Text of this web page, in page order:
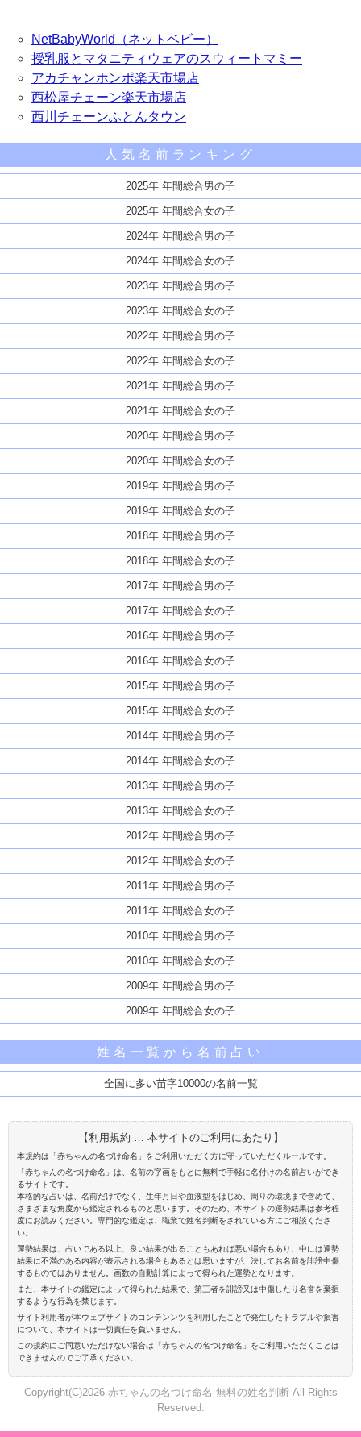
NetBabyWorld（ネットベビー）
授乳服とマタニティウェアのスウィートマミー
アカチャンホンポ楽天市場店
西松屋チェーン楽天市場店
西川チェーンふとんタウン
人気名前ランキング
2025年 年間総合男の子
2025年 年間総合女の子
2024年 年間総合男の子
2024年 年間総合女の子
2023年 年間総合男の子
2023年 年間総合女の子
2022年 年間総合男の子
2022年 年間総合女の子
2021年 年間総合男の子
2021年 年間総合女の子
2020年 年間総合男の子
2020年 年間総合女の子
2019年 年間総合男の子
2019年 年間総合女の子
2018年 年間総合男の子
2018年 年間総合女の子
2017年 年間総合男の子
2017年 年間総合女の子
2016年 年間総合男の子
2016年 年間総合女の子
2015年 年間総合男の子
2015年 年間総合女の子
2014年 年間総合男の子
2014年 年間総合女の子
2013年 年間総合男の子
2013年 年間総合女の子
2012年 年間総合男の子
2012年 年間総合女の子
2011年 年間総合男の子
2011年 年間総合女の子
2010年 年間総合男の子
2010年 年間総合女の子
2009年 年間総合男の子
2009年 年間総合女の子
姓名一覧から名前占い
全国に多い苗字10000の名前一覧
【利用規約 … 本サイトのご利用にあたり】
本規約は「赤ちゃんの名づけ命名」をご利用いただく方に守っていただくルールです。
「赤ちゃんの名づけ命名」は、名前の字画をもとに無料で手軽に名付けの名前占いができ
るサイトです。
本格的な占いは、名前だけでなく、生年月日や血液型をはじめ、周りの環境まで含めて、
さまざまな角度から鑑定されるものと思います。そのため、本サイトの運勢結果は参考程
度にお読みください。専門的な鑑定は、職業で姓名判断をされている方にご相談くださ
い。
運勢結果は、占いである以上、良い結果が出ることもあれば悪い場合もあり、中には運勢
結果に不満のある内容が表示される場合もあるとは思いますが、決してお名前を誹謗中傷
するものではありません。画数の自動計算によって得られた運勢となります。
また、本サイトの鑑定によって得られた結果で、第三者を誹謗又は中傷したり名誉を棄損
するような行為を禁じます。
サイト利用者が本ウェブサイトのコンテンンツを利用したことで発生したトラブルや損害
について、本サイトは一切責任を負いません。
この規約にご同意いただけない場合は「赤ちゃんの名づけ命名」をご利用いただくことは
できませんのでご了承ください。
Copyright(C)2026 赤ちゃんの名づけ命名 無料の姓名判断 All Rights
Reserved.